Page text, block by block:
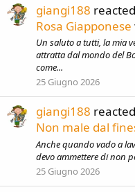
giangi188
Rosa Giapponese
Un saluto a tutti, la mia
attratta dal mondo del
come...
25 Giugno 2026
giangi188
Non male dal
Anche quando vado a
devo ammettere di non
25 Giugno 2026